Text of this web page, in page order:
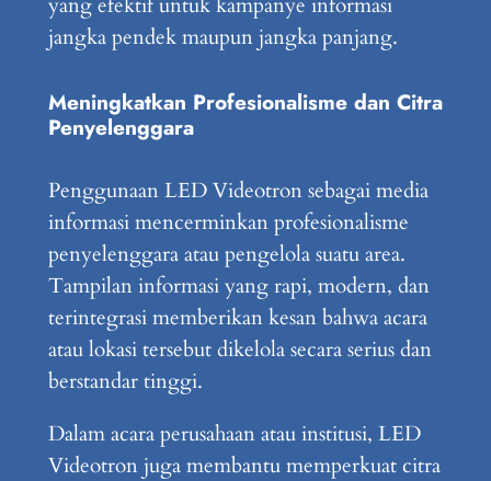
yang efektif untuk kampanye informasi
jangka pendek maupun jangka panjang.
Meningkatkan Profesionalisme dan Citra
Penyelenggara
Penggunaan LED Videotron sebagai media
informasi mencerminkan profesionalisme
penyelenggara atau pengelola suatu area.
Tampilan informasi yang rapi, modern, dan
terintegrasi memberikan kesan bahwa acara
atau lokasi tersebut dikelola secara serius dan
berstandar tinggi.
Dalam acara perusahaan atau institusi, LED
Videotron juga membantu memperkuat citra